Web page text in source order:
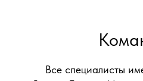
Все специалисты